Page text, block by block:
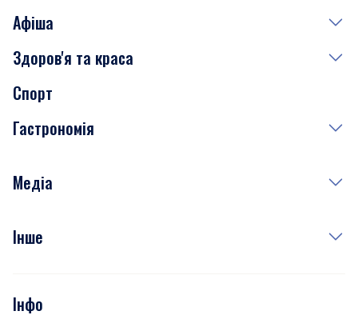
Афіша
Сьогодні
Завтра
Субота
Здоров'я та краса
Медицина
Краса
Спорт
Гастрономія
Рецепти
Медіа
Фото
Подкасти
Інше
Тести
Інфо